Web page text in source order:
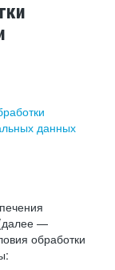
данных
—
обработки